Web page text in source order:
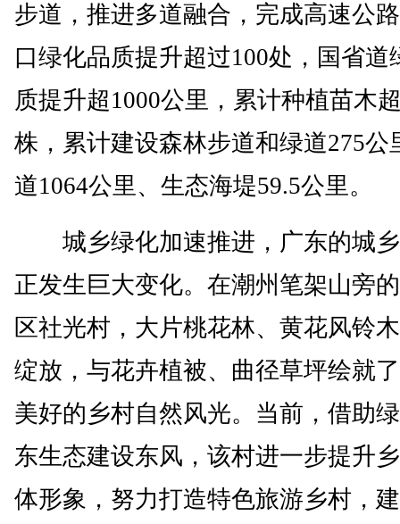
步道，推进多道融合，完成高速公
口绿化品质提升超过100处，国省道
质提升超1000公里，累计种植苗木
株，累计建设森林步道和绿道275公
道1064公里、生态海堤59.5公里。
城乡绿化加速推进，广东的城
正发生巨大变化。在潮州笔架山旁
区社光村，大片桃花林、黄花风铃
绽放，与花卉植被、曲径草坪绘就
美好的乡村自然风光。当前，借助
东生态建设东风，该村进一步提升
体形象，努力打造特色旅游乡村，